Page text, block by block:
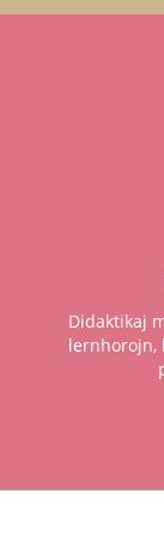
Didaktikaj
lernhorojn,